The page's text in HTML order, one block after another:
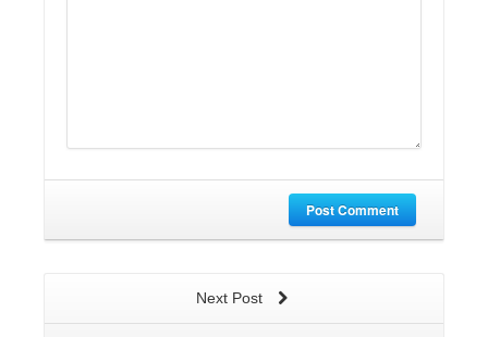
Post Comment
Next Post